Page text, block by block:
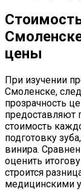
цены
При изучении
Смоленске,
прозрачность
предоставляют
стоимость
подготовку
винира.
оценить
строится
медицинскими